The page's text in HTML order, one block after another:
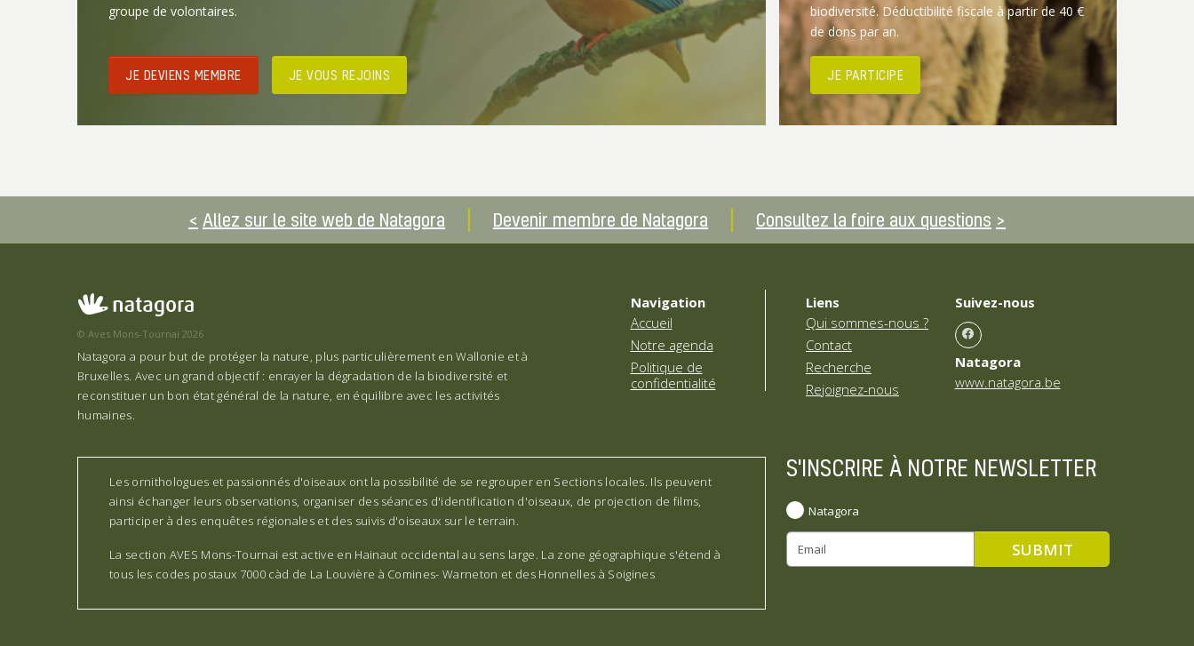
groupe de volontaires.
JE DEVIENS MEMBRE JE VOUS REJOINS
biodiversité. Déductibilité fiscale à partir de 40 €
de dons par an.
JE PARTICIPE
Allez sur le site web de Natagora Devenir membre de Natagora Consultez la foire aux questions
© Aves Mons-Tournai 2026
Natagora a pour but de protéger la nature, plus particulièrement en Wallonie et à
Bruxelles. Avec un grand objectif : enrayer la dégradation de la biodiversité et
reconstituer un bon état général de la nature, en équilibre avec les activités
humaines.
Navigation
Accueil
Notre agenda
Politique de
confidentialité
Liens
Qui sommes-nous ?
Contact
Recherche
Rejoignez-nous
Suivez-nous
Natagora
www.natagora.be
Les ornithologues et passionnés d'oiseaux ont la possibilité de se regrouper en Sections locales. Ils peuvent
ainsi échanger leurs observations, organiser des séances d'identification d'oiseaux, de projection de films,
participer à des enquêtes régionales et des suivis d'oiseaux sur le terrain.
La section AVES Mons-Tournai est active en Hainaut occidental au sens large. La zone géographique s'étend à
tous les codes postaux 7000 càd de La Louvière à Comines- Warneton et des Honnelles à Soigines
S'INSCRIRE À NOTRE NEWSLETTER
Natagora